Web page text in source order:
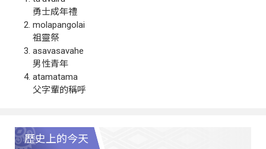
勇士成年禮
molapangolai
祖靈祭
asavasavahe
男性青年
atamatama
父字輩的稱呼
歷史上的今天